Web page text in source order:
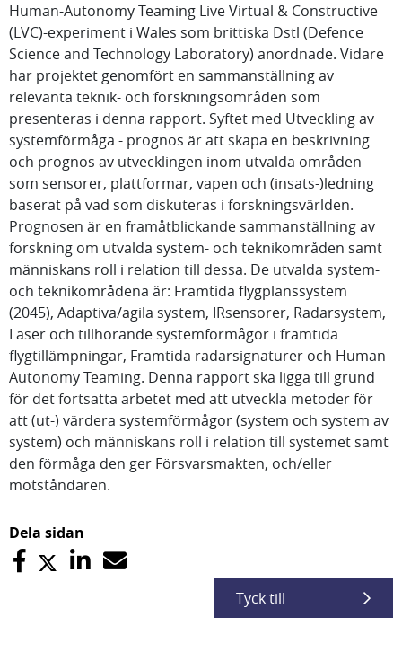
Human-Autonomy Teaming Live Virtual & Constructive
(LVC)-experiment i Wales som brittiska Dstl (Defence
Science and Technology Laboratory) anordnade. Vidare
har projektet genomfört en sammanställning av
relevanta teknik- och forskningsområden som
presenteras i denna rapport. Syftet med Utveckling av
systemförmåga - prognos är att skapa en beskrivning
och prognos av utvecklingen inom utvalda områden
som sensorer, plattformar, vapen och (insats-)ledning
baserat på vad som diskuteras i forskningsvärlden.
Prognosen är en framåtblickande sammanställning av
forskning om utvalda system- och teknikområden samt
människans roll i relation till dessa. De utvalda system-
och teknikområdena är: Framtida flygplanssystem
(2045), Adaptiva/agila system, IRsensorer, Radarsystem,
Laser och tillhörande systemförmågor i framtida
flygtillämpningar, Framtida radarsignaturer och Human-
Autonomy Teaming. Denna rapport ska ligga till grund
för det fortsatta arbetet med att utveckla metoder för
att (ut-) värdera systemförmågor (system och system av
system) och människans roll i relation till systemet samt
den förmåga den ger Försvarsmakten, och/eller
motståndaren.
Dela sidan
Tyck till